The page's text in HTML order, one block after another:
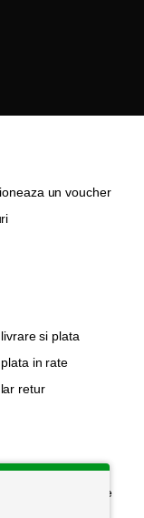
un voucher
si plata
in rate
retur
de confidențialitate